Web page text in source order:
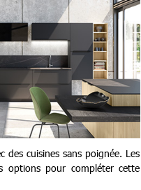
cuisines sans poignée. Les
options pour compléter cette